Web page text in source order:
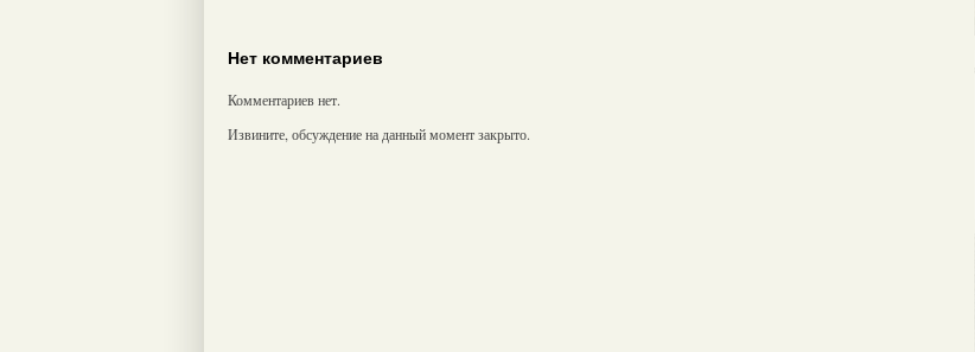
Нет комментариев
Комментариев нет.
Извините, обсуждение на данный момент закрыто.